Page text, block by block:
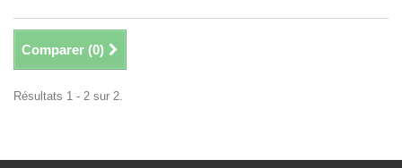
Comparer (0)
Résultats 1 - 2 sur 2.